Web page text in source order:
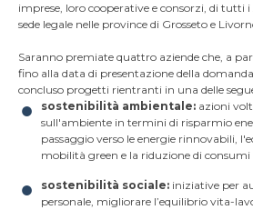
imprese, loro cooperative e consorzi, di tutti
sede legale nelle province di Grosseto e
Saranno premiate quattro aziende che, a
fino alla data di presentazione della
concluso progetti rientranti in una delle
sostenibilità ambientale: azioni
sull'ambiente in termini di risparmio
passaggio verso le energie rinnovabili,
mobilità green e la riduzione di consumi
sostenibilità sociale: iniziative per
personale, migliorare l’equilibrio vita-